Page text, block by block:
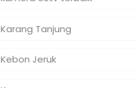
Karang Tanjung
Kebon Jeruk